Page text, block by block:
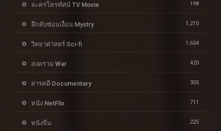
ละครโทรทัศน์ TV Movie 198
ลึกลับซ่อนเงื่อน Mystry 1,210
วิทยาศาสตร์ Sci-fi 1,604
สงคราม War 420
สารคดี Documentary 305
หนัง NetFlix 711
หนังจีน 225